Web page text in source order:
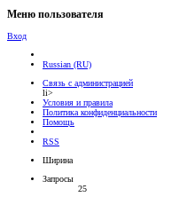
Меню пользователя
Вход
Russian (RU)
Связь с администрацией
li>
Условия и правила
Политика конфиденциальности
Помощь
RSS
Ширина
Запросы
25